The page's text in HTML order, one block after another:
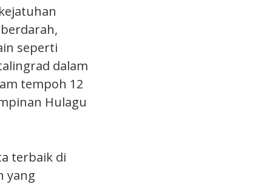
seperti
dalam
tempoh 12
Hulagu
terbaik di
yang